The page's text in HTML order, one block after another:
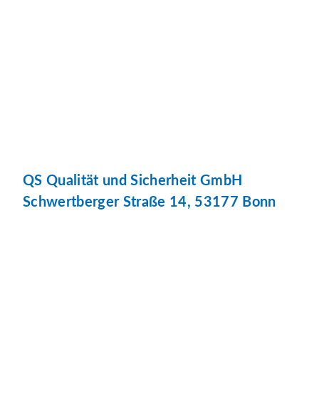
QS Qualität und Sicherheit GmbH
Schwertberger Straße 14, 53177 Bonn